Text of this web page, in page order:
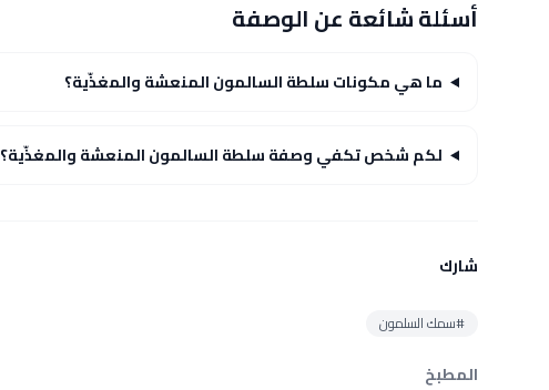
أسئلة شائعة عن الوصفة
ما هي مكونات سلطة السالمون المنعشة والمغذّية؟
لكم شخص تكفي وصفة سلطة السالمون المنعشة والمغذّية؟
شارك
#سمك السلمون
المطبخ